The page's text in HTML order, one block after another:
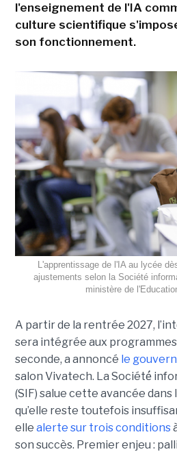
l'enseignement de l'IA
culture scientifique
son fonctionnement.
L'apprentissage de l'IA au lycée
ajustements selon la Société
ministère de
A partir de la rentrée 2027,
sera intégrée aux
seconde, a annoncé le
salon Vivatech. La Société́
(SIF) salue cette avancée dans
qu’elle reste toutefois
elle alerte sur trois conditions
son succès. Premier enjeu :